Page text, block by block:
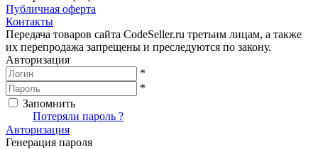
Публичная оферта
Контакты
Передача товаров сайта CodeSeller.ru третьим лицам, а также
их перепродажа запрещены и преследуются по закону.
Авторизация
*
*
Запомнить
Потеряли пароль ?
Авторизация
Генерация пароля